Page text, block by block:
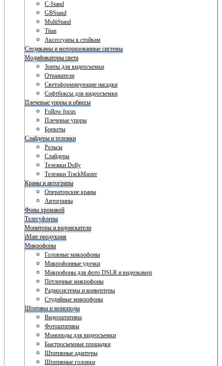
C-Stand
GBStand
MultiStand
Titan
Аксессуары к стойкам
Стедикамы и моторизованные системы
Модификаторы света
Зонты для видеосъемки
Отражатели
Светоформирующие насадки
Софтбоксы для видеосъемки
Плечевые упоры и обвесы
Follow focus
Плечевые упоры
Брекеты
Слайдеры и тележки
Рельсы
Слайдеры
Тележки Dolly
Тележки TrackMaster
Краны и автогрипы
Операторские краны
Автогрипы
Фоны хромакей
Телесуфлеры
Мониторы и видоискатели
iMate продукция
Микрофоны
Головные микрофоны
Микрофонные удочки
Микрофоны для фото DSLR и видеокамер
Петличные микрофоны
Радиосистемы и конвертеры
Студийные микрофоны
Штативы и моноподы
Видеоштативы
Фотоштативы
Моноподы для видеосъемки
Быстросъемные площадки
Штативные адаптеры
Штативные головки